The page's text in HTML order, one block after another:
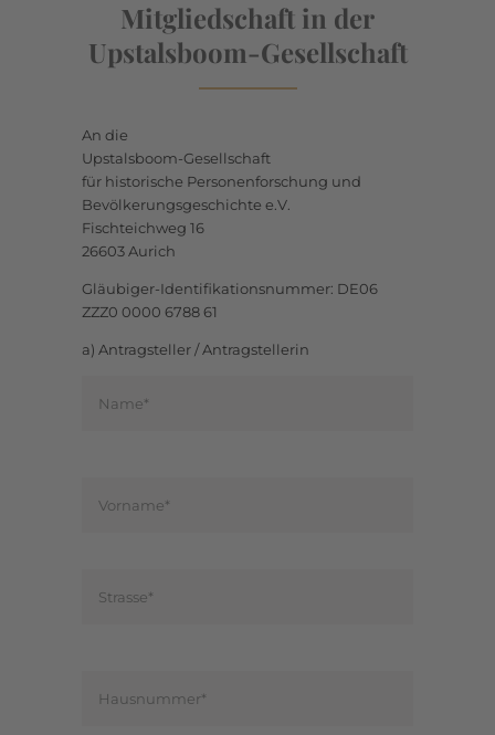
Mitgliedschaft in der
Upstalsboom-Gesellschaft
An die
Upstalsboom-Gesellschaft
für historische Personenforschung und
Bevölkerungsgeschichte e.V.
Fischteichweg 16
26603 Aurich
Gläubiger-Identifikationsnummer: DE06
ZZZ0 0000 6788 61
a) Antragsteller / Antragstellerin